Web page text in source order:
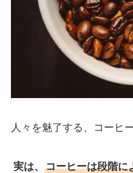
人々を魅了する、コーヒ
実は、
コーヒーは段階に